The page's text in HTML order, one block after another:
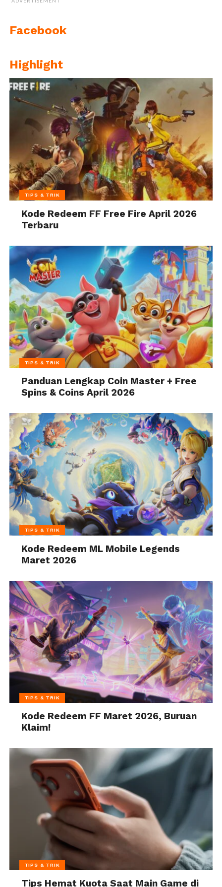
Facebook
Highlight
TIPS & TRIK
Kode Redeem FF Free Fire April 2026
Terbaru
TIPS & TRIK
Panduan Lengkap Coin Master + Free
Spins & Coins April 2026
TIPS & TRIK
Kode Redeem ML Mobile Legends
Maret 2026
TIPS & TRIK
Kode Redeem FF Maret 2026, Buruan
Klaim!
TIPS & TRIK
Tips Hemat Kuota Saat Main Game di